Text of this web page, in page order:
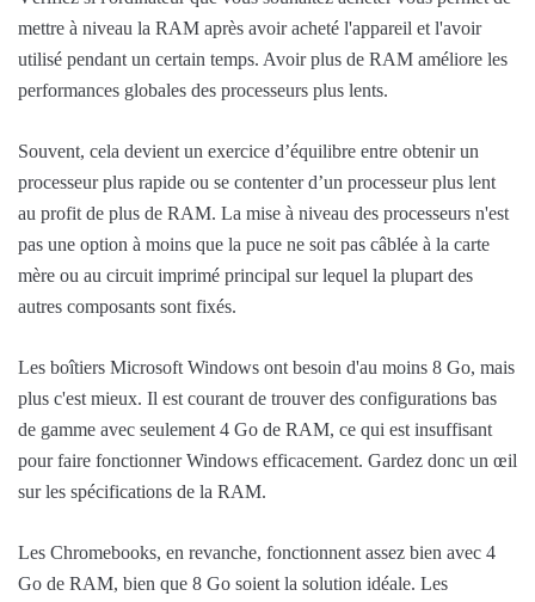
mettre à niveau la RAM après avoir acheté l'appareil et l'avoir
utilisé pendant un certain temps. Avoir plus de RAM améliore les
performances globales des processeurs plus lents.
Souvent, cela devient un exercice d’équilibre entre obtenir un
processeur plus rapide ou se contenter d’un processeur plus lent
au profit de plus de RAM. La mise à niveau des processeurs n'est
pas une option à moins que la puce ne soit pas câblée à la carte
mère ou au circuit imprimé principal sur lequel la plupart des
autres composants sont fixés.
Les boîtiers Microsoft Windows ont besoin d'au moins 8 Go, mais
plus c'est mieux. Il est courant de trouver des configurations bas
de gamme avec seulement 4 Go de RAM, ce qui est insuffisant
pour faire fonctionner Windows efficacement. Gardez donc un œil
sur les spécifications de la RAM.
Les Chromebooks, en revanche, fonctionnent assez bien avec 4
Go de RAM, bien que 8 Go soient la solution idéale. Les